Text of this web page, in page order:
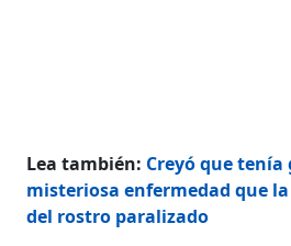
Lea también: Creyó que
misteriosa enfermedad que
del rostro paralizado